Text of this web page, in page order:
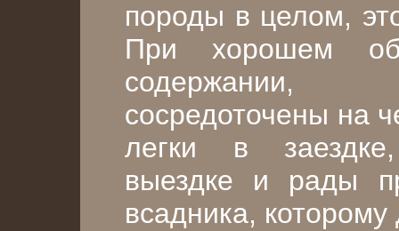
породы в целом,
При хорошем
содержании,
сосредоточены на
легки в
выездке и рады
всадника, которому